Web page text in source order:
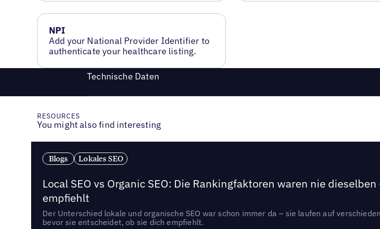
NPI
Add your National Provider Identifier to
authenticate your healthcare listing.
Technische Daten
RESOURCES
You might also find interesting
Blogs Lokales SEO
Local SEO vs Organic SEO: Die Rankingfaktoren waren nie
empfiehlt
Der Unterschied lokale und organische SEO war schon immer da – sie laufen auf
bevor sie entscheidet, ob sie dich empfiehlt.